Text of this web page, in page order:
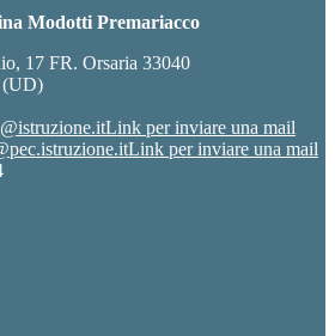
Modotti Premariacco
17 FR. Orsaria 33040
Link per inviare una mail
Link per inviare una mail